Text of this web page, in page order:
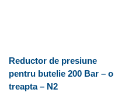
Reductor de presiune
pentru butelie 200 Bar – o
treapta – N2